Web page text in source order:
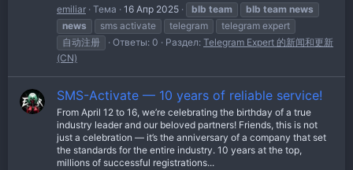
emiliar Тема 16 Апр 2025 blb team blb team news
news
sms activate telegram
telegram expert
自动注册
Ответы: 0 Раздел: Telegram Expert 的新闻和更新
(CN)
SMS-Activate — 10 years of reliable service!
From April 12 to 16, we’re celebrating the birthday of a true
industry leader and our beloved partners! Friends, this is not
just a celebration — it’s the anniversary of a company that set
the standards for the entire industry. 10 years at the top,
millions of successful registrations...